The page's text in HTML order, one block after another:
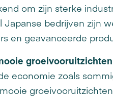
om zijn sterke
Japanse bedrijven zijn
en geavanceerde
groeivooruitzichten
economie zoals